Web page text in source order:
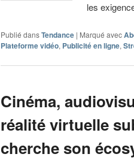
les
Publié dansTendance | Marqué avec
Plateforme vidéo, Publicité en ligne,
Cinéma,
réalité virtuelle
cherche son